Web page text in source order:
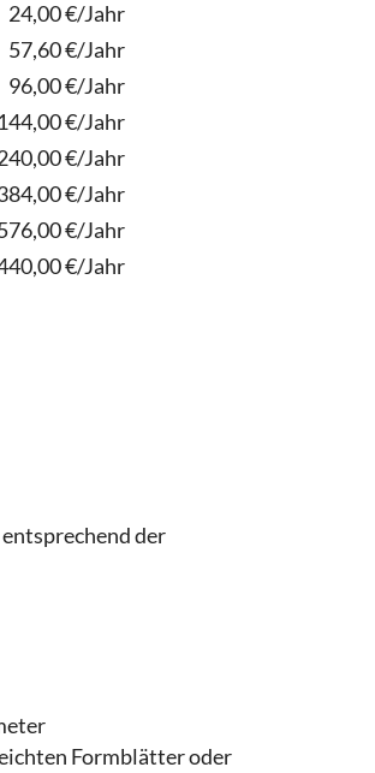
24,00 €/Jahr
57,60 €/Jahr
96,00 €/Jahr
144,00 €/Jahr
€/Jahr
€/Jahr
€/Jahr
€/Jahr
der
Formblätter oder